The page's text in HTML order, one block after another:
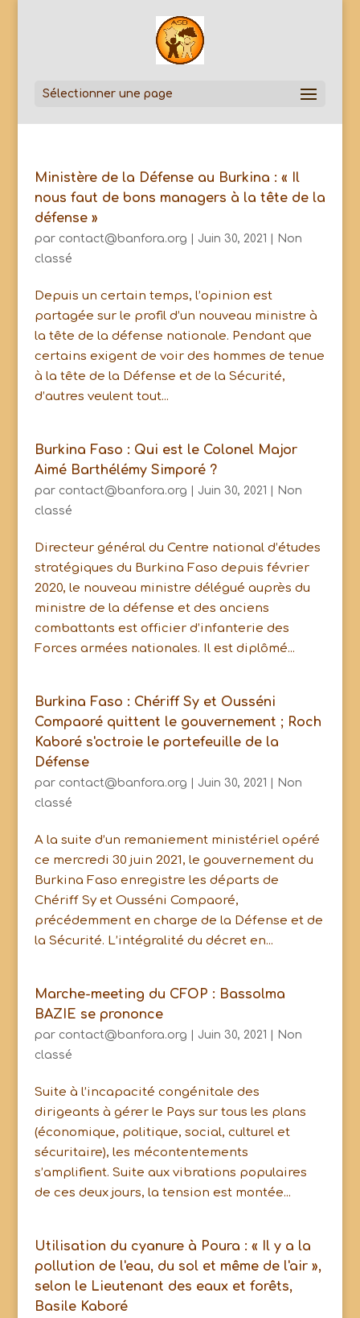
Sélectionner une page
Ministère de la Défense au Burkina : « Il
nous faut de bons managers à la tête de la
défense »
par contact@banfora.org Juin 30, 2021
Non
classé
Depuis un certain temps, l’opinion est
partagée sur le profil d’un nouveau ministre à
la tête de la défense nationale. Pendant que
certains exigent de voir des hommes de tenue
à la tête de la Défense et de la Sécurité,
d’autres veulent tout...
Burkina Faso : Qui est le Colonel Major
Aimé Barthélémy Simporé ?
par contact@banfora.org Juin 30, 2021
Non
classé
Directeur général du Centre national d’études
stratégiques du Burkina Faso depuis février
2020, le nouveau ministre délégué auprès du
ministre de la défense et des anciens
combattants est officier d’infanterie des
Forces armées nationales. Il est diplômé...
Burkina Faso : Chériff Sy et Ousséni
Compaoré quittent le gouvernement ; Roch
Kaboré s'octroie le portefeuille de la
Défense
par contact@banfora.org Juin 30, 2021
Non
classé
A la suite d’un remaniement ministériel opéré
ce mercredi 30 juin 2021, le gouvernement du
Burkina Faso enregistre les départs de
Chériff Sy et Ousséni Compaoré,
précédemment en charge de la Défense et de
la Sécurité. L’intégralité du décret en...
Marche-meeting du CFOP : Bassolma
BAZIE se prononce
par contact@banfora.org Juin 30, 2021
Non
classé
Suite à l’incapacité congénitale des
dirigeants à gérer le Pays sur tous les plans
(économique, politique, social, culturel et
sécuritaire), les mécontentements
s’amplifient. Suite aux vibrations populaires
de ces deux jours, la tension est montée...
Utilisation du cyanure à Poura : « Il y a la
pollution de l'eau, du sol et même de l'air »,
selon le Lieutenant des eaux et forêts,
Basile Kaboré